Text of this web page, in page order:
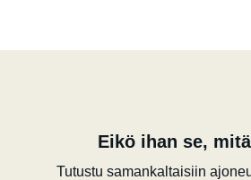
Eikö ihan se,
Tutustu samankaltaisiin